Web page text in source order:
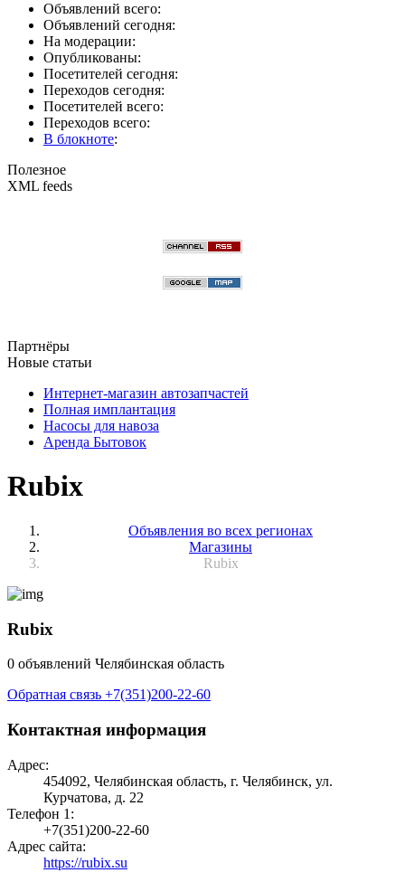
Объявлений всего:
Объявлений сегодня:
На модерации:
Опубликованы:
Посетителей сегодня:
Переходов сегодня:
Посетителей всего:
Переходов всего:
В блокноте:
Полезное
XML feeds
Партнёры
Новые статьи
Интернет-магазин автозапчастей
Полная имплантация
Насосы для навоза
Аренда Бытовок
Rubix
Объявления во всех регионах
Магазины
Rubix
Rubix
0 объявлений Челябинская область
Обратная связь +7(351)200-22-60
Контактная информация
Адрес:
454092, Челябинская область, г. Челябинск, ул.
Курчатова, д. 22
Телефон 1:
+7(351)200-22-60
Адрес сайта:
https://rubix.su